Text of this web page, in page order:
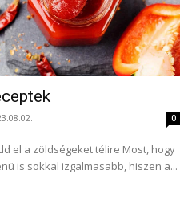
0
télire Most, hogy
is sokkal izgalmasabb, hiszen a...